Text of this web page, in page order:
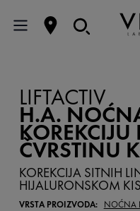
LIFTACTIV
H.A.
KOREKCIJU
ČVRSTINU
KOREKCIJA SITNIH
HIJALURONSKOM
VRSTA PROIZVODA:
NOĆNA